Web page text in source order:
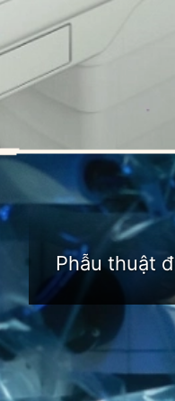
Đang mở https://
Phẫu thuật